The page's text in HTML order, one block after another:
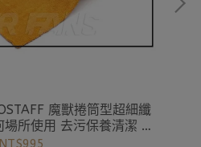
魔獸捲筒型超細纖
所使用 去污保養清潔 橘
色｜綠色
NT$995